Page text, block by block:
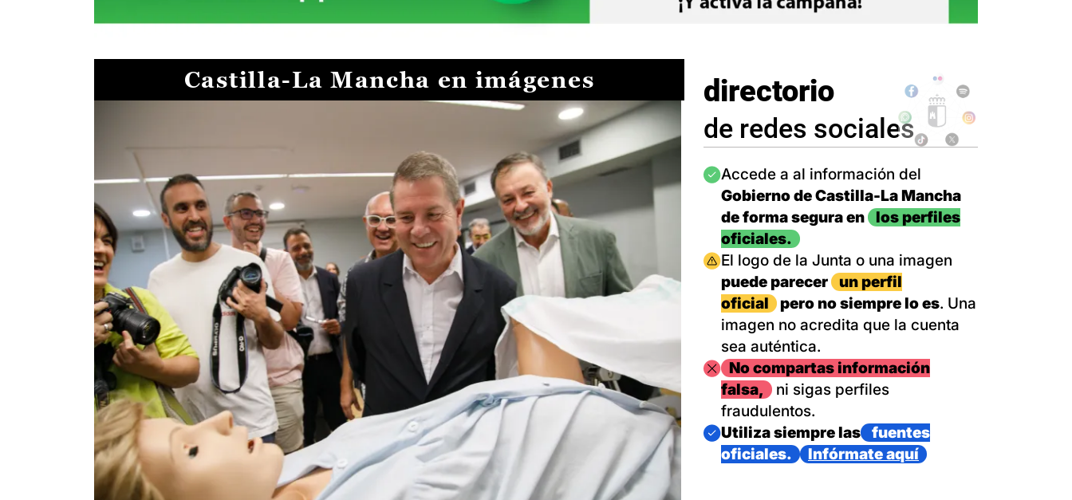
Castilla-La Mancha en imágenes directorio
de redes sociales
Imagen
Accede a al información del
Gobierno de Castilla-La Mancha
de forma segura en
los perfiles
oficiales.
Imagen
El logo de la Junta o una imagen
puede parecer
un perfil
oficial
pero no siempre lo es. Una
imagen no acredita que la cuenta
sea auténtica.
ImagenNo compartas información
falsa,
ni sigas perfiles
fraudulentos.
Imagen
Utiliza siempre las
fuentes
oficiales.
Infórmate aquí